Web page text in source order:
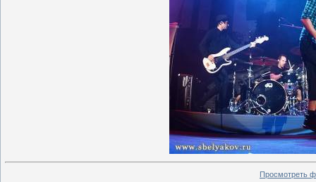
Просмотреть